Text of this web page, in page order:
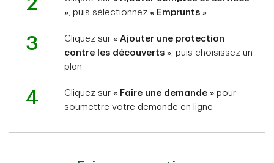
», puis sélectionnez « Emprunts »
3 Cliquez sur « Ajouter une protection
contre les découverts », puis choisissez un
plan
4 Cliquez sur « Faire une demande » pour
soumettre votre demande en ligne